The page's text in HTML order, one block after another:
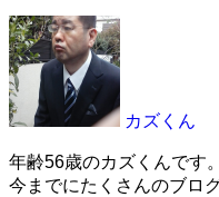
カズくん
年齢56歳のカズくんです。
今までにたくさんのブロ